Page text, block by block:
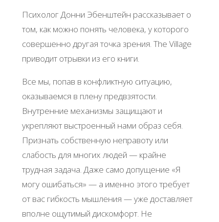
Психолог Донни Эбенштейн рассказывает о
том, как можно понять человека, у которого
совершенно другая точка зрения. The Village
приводит отрывки из его книги.
Все мы, попав в конфликтную ситуацию,
оказываемся в плену предвзятости.
Внутренние механизмы защищают и
укрепляют выстроенный нами образ себя.
Признать собственную неправоту или
слабость для многих людей — крайне
трудная задача. Даже само допущение «Я
могу ошибаться» — а именно этого требует
от вас гибкость мышления — уже доставляет
вполне ощутимый дискомфорт. Не